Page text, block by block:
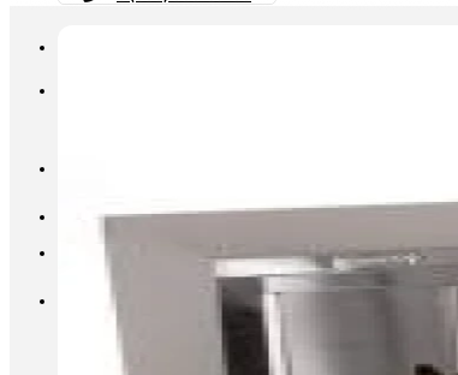
8 (800) 333-87-80
Корзина